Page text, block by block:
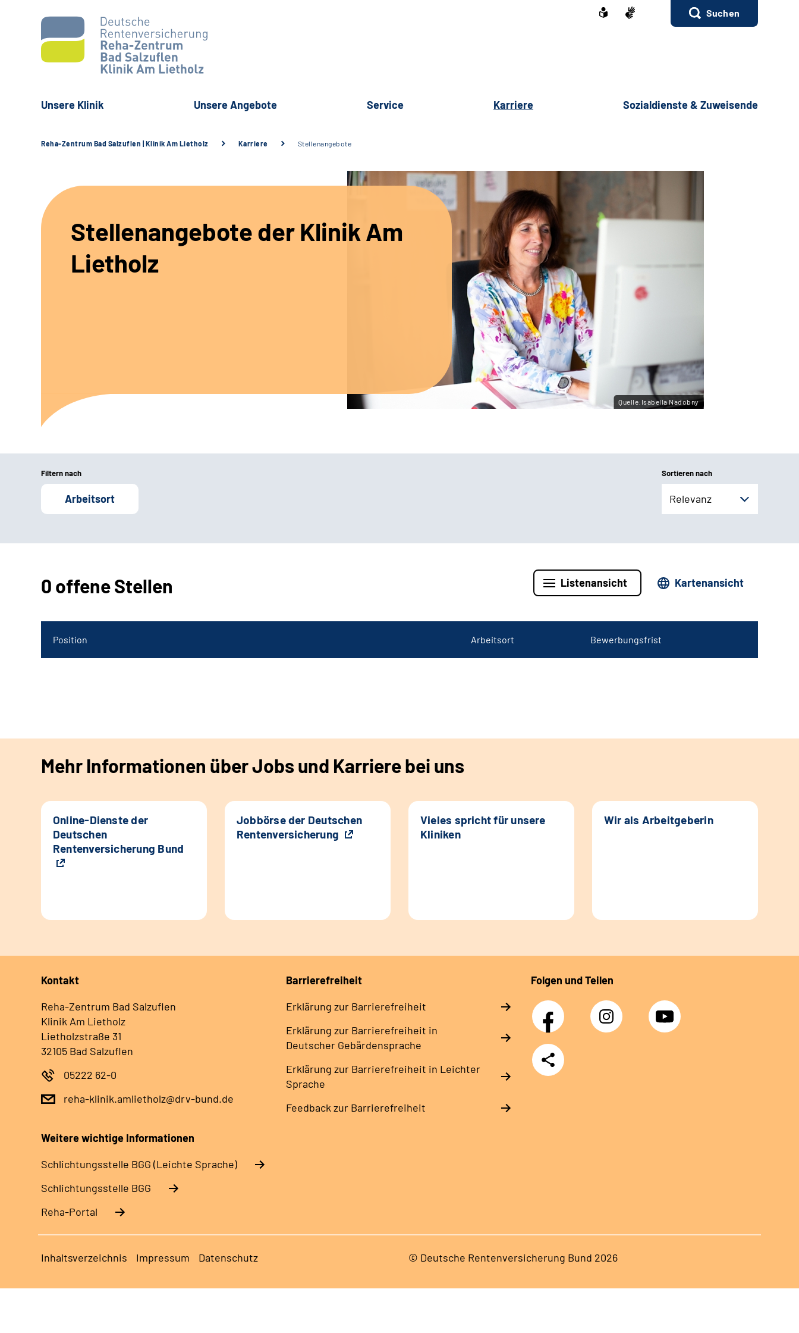
Suchen
Unsere Klinik Unsere Angebote Service Karriere Sozialdienste & Zuweisende
Reha-Zentrum Bad Salzuflen | Klinik Am Lietholz Karriere Stellenangebote
Stellenangebote der Klinik Am
Lietholz
Quelle:Isabella Nadobny
Filtern nach
Arbeitsort
Sortieren nach
Relevanz
0 offene Stellen Listenansicht Kartenansicht
Position Arbeitsort Bewerbungsfrist
Mehr Informationen über Jobs und Karriere bei uns
Online-Dienste der
Deutschen
Rentenversicherung Bund
Jobbörse der Deutschen
Rentenversicherung
Vieles spricht für unsere
Kliniken
Wir als Arbeitgeberin
Kontakt
Reha-Zentrum Bad Salzuflen
Klinik Am Lietholz
Lietholzstraße 31
32105 Bad Salzuflen
05222 62-0
reha-klinik.amlietholz@drv-bund.de
Barrierefreiheit
Erklärung zur Barrierefreiheit
Erklärung zur Barrierefreiheit in
Deutscher Gebärdensprache
Erklärung zur Barrierefreiheit in Leichter
Sprache
Feedback zur Barrierefreiheit
Folgen und Teilen
Facebook Instagram YouTube
Teilen
Weitere wichtige Informationen
Schlich­tungs­stel­le BGG (Leichte Sprache)
Schlich­tungs­stel­le BGG
Reha-Portal
Inhaltsverzeichnis Impressum Datenschutz © Deutsche Rentenversicherung Bund 2026